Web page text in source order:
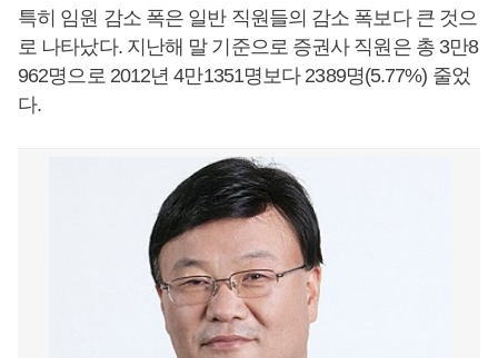
특히 임원 감소 폭은 일반 직원들의 감소 폭보다 큰 것으
로 나타났다. 지난해 말 기준으로 증권사 직원은 총 3만8
962명으로 2012년 4만1351명보다 2389명(5.77%) 줄었
다.